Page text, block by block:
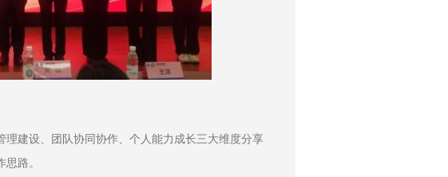
建设、团队协同协作、个人能力成长三大维度分享
路。